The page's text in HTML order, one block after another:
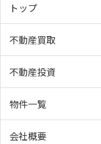
トップ
不動産買取
不動産投資
物件一覧
会社概要